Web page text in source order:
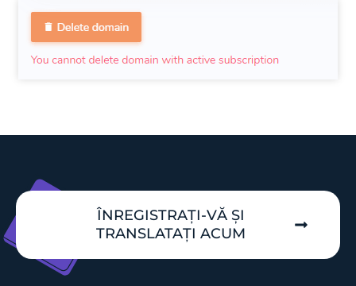
ÎNREGISTRAȚI-VĂ ȘI
TRANSLATAȚI ACUM